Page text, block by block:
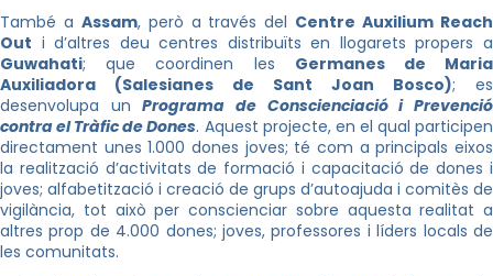
També a Assam, però a través del Centre Auxilium Reach
Out i d’altres deu centres distribuïts en llogarets propers a
Guwahati; que coordinen les Germanes de Maria
Auxiliadora (Salesianes de Sant Joan Bosco); es
desenvolupa unPrograma de Conscienciació i Prevenció
contra el Tràfic de Dones. Aquest projecte, en el qual participen
directament unes 1.000 dones joves; té com a principals eixos
la realització d’activitats de formació i capacitació de dones i
joves; alfabetització i creació de grups d’autoajuda i comitès de
vigilància, tot això per conscienciar sobre aquesta realitat a
altres prop de 4.000 dones; joves, professores i líders locals de
les comunitats.